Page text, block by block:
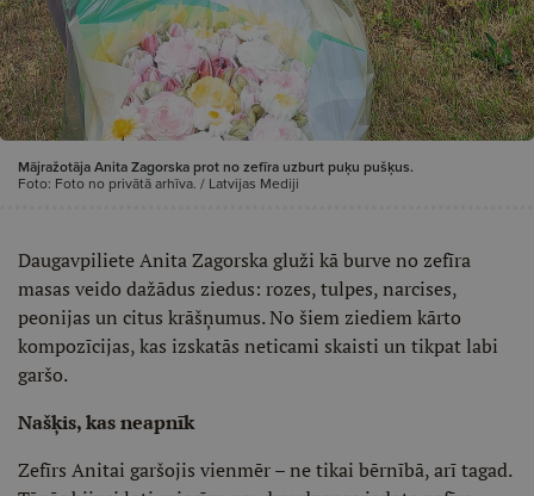
Mājražotāja Anita Zagorska prot no zefīra uzburt puķu pušķus.
Foto: Foto no privātā arhīva. / Latvijas Mediji
Daugavpiliete Anita Zagorska gluži kā burve no zefīra
masas veido dažādus ziedus: rozes, tulpes, narcises,
peonijas un citus krāšņumus. No šiem ziediem kārto
kompozīcijas, kas izskatās neticami skaisti un tikpat labi
garšo.
Našķis, kas neapnīk
Zefīrs Anitai garšojis vienmēr – ne tikai bērnībā, arī tagad.